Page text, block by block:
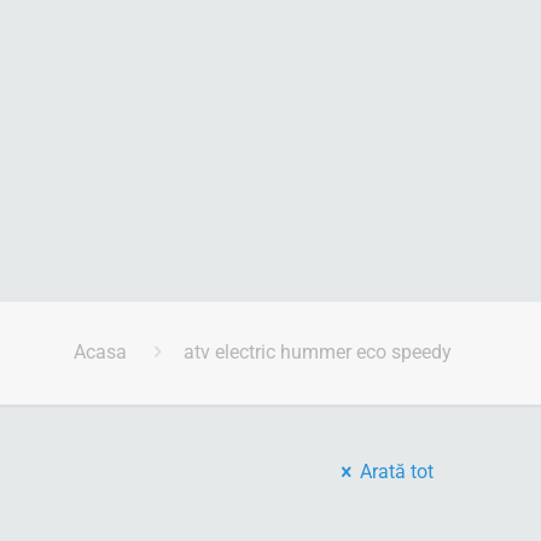
Acasa atv electric hummer eco speedy
Arată tot